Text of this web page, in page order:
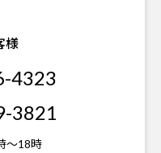
様
4323
3821
～18時